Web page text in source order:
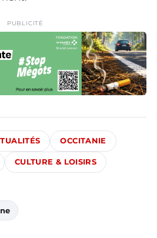
PUBLICITÉ
OCCITANIE
CULTURE & LOISIRS